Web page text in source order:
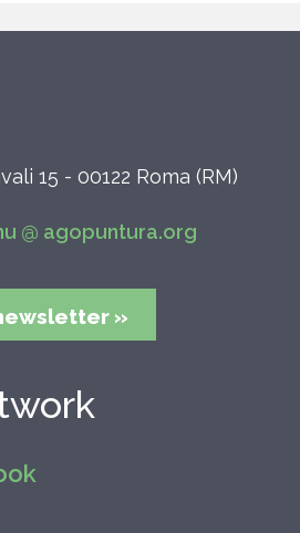
15 - 00122 Roma (RM)
@ agopuntura.org
»